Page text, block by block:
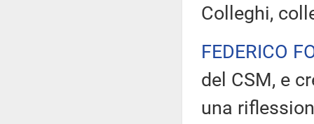
Colleghi,
FEDERICO
del CSM, e
una